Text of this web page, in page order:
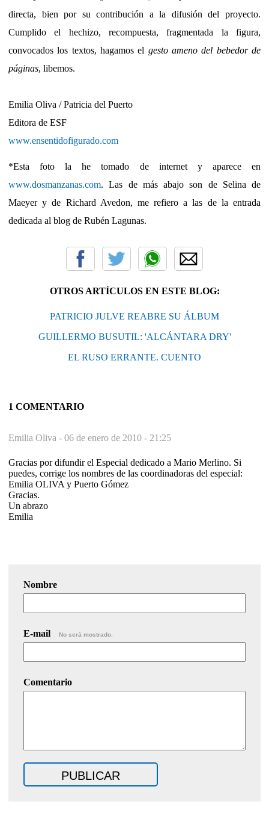
directa, bien por su contribución a la difusión del proyecto.
Cumplido el hechizo, recompuesta, fragmentada la figura,
convocados los textos, hagamos el gesto ameno del bebedor de
páginas, libemos.
Emilia Oliva / Patricia del Puerto
Editora de ESF
www.ensentidofigurado.com
*Esta foto la he tomado de internet y aparece en
www.dosmanzanas.com. Las de más abajo son de Selina de
Maeyer y de Richard Avedon, me refiero a las de la entrada
dedicada al blog de Rubén Lagunas.
OTROS ARTÍCULOS EN ESTE BLOG:
PATRICIO JULVE REABRE SU ÁLBUM
GUILLERMO BUSUTIL: 'ALCÁNTARA DRY'
EL RUSO ERRANTE. CUENTO
1 COMENTARIO
Emilia Oliva - 06 de enero de 2010 - 21:25
Gracias por difundir el Especial dedicado a Mario Merlino. Si
puedes, corrige los nombres de las coordinadoras del especial:
Emilia OLIVA y Puerto Gómez
Gracias.
Un abrazo
Emilia
Nombre
E-mail No será mostrado.
Comentario